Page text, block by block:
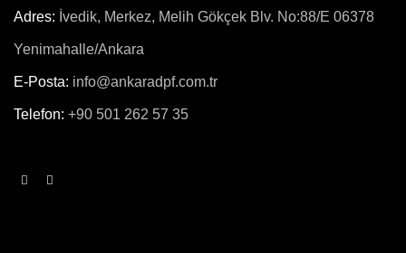
Adres: İvedik, Merkez, Melih Gökçek Blv. No:88/E 06378
Yenimahalle/Ankara
E-Posta: info@ankaradpf.com.tr
Telefon: +90 501 262 57 35